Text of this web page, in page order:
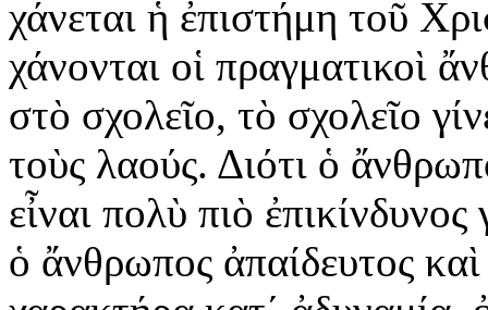
χάνεται ἡ ἐπιστήμη τοῦ
χάνονται οἱ πραγματικοὶ
στὸ σχολεῖο, τὸ σχολεῖο
τοὺς λαούς. Διότι ὁ
εἶναι πολὺ πιὸ
ὁ ἄνθρωπος ἀπαίδευτος